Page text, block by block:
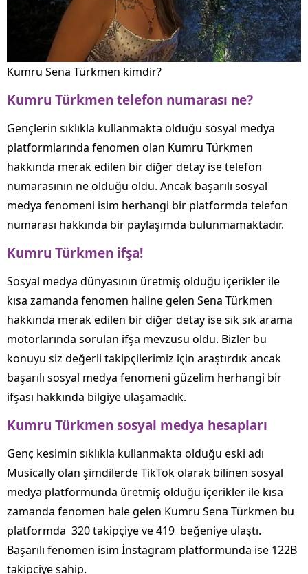
Kumru Sena Türkmen kimdir?
Kumru Türkmen telefon numarası ne?
Gençlerin sıklıkla kullanmakta olduğu sosyal medya
platformlarında fenomen olan Kumru Türkmen
hakkında merak edilen bir diğer detay ise telefon
numarasının ne olduğu oldu. Ancak başarılı sosyal
medya fenomeni isim herhangi bir platformda telefon
numarası hakkında bir paylaşımda bulunmamaktadır.
Kumru Türkmen ifşa!
Sosyal medya dünyasının üretmiş olduğu içerikler ile
kısa zamanda fenomen haline gelen Sena Türkmen
hakkında merak edilen bir diğer detay ise sık sık arama
motorlarında sorulan ifşa mevzusu oldu. Bizler bu
konuyu siz değerli takipçilerimiz için araştırdık ancak
başarılı sosyal medya fenomeni güzelim herhangi bir
ifşası hakkında bilgiye ulaşamadık.
Kumru Türkmen sosyal medya hesapları
Genç kesimin sıklıkla kullanmakta olduğu eski adı
Musically olan şimdilerde TikTok olarak bilinen sosyal
medya platformunda üretmiş olduğu içerikler ile kısa
zamanda fenomen hale gelen Kumru Sena Türkmen bu
platformda 320 takipçiye ve 419 beğeniye ulaştı.
Başarılı fenomen isim İnstagram platformunda ise 122B
takipçiye sahip.